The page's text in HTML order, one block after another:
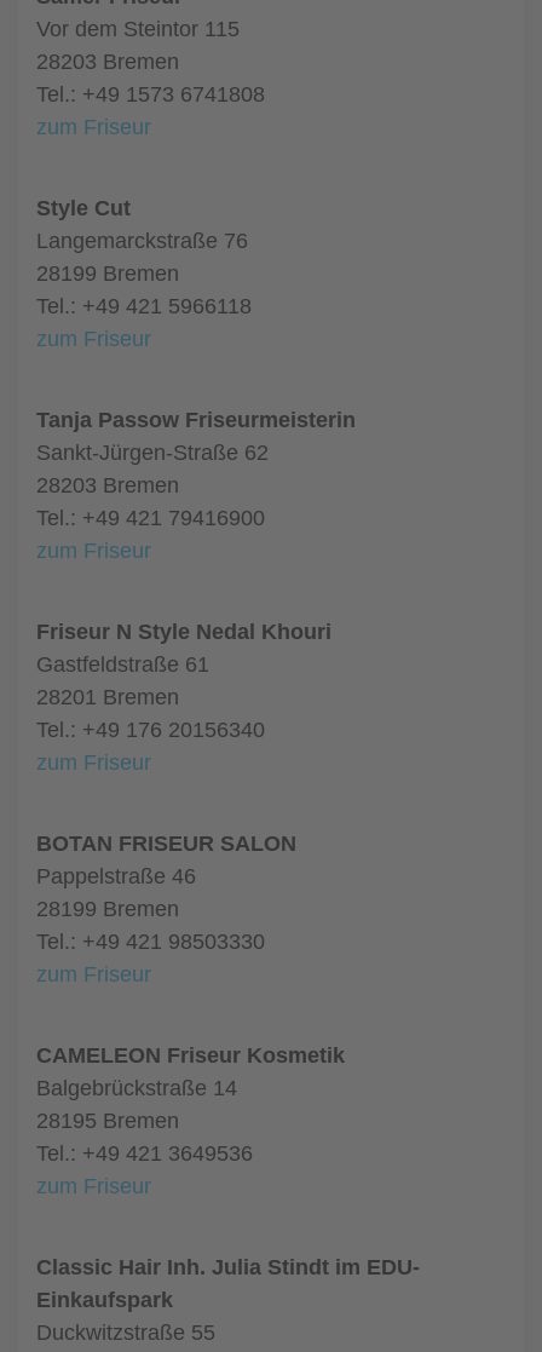
Vor dem Steintor 115
28203 Bremen
Tel.: +49 1573 6741808
zum Friseur
Style Cut
Langemarckstraße 76
28199 Bremen
Tel.: +49 421 5966118
zum Friseur
Tanja Passow Friseurmeisterin
Sankt-Jürgen-Straße 62
28203 Bremen
Tel.: +49 421 79416900
zum Friseur
Friseur N Style Nedal Khouri
Gastfeldstraße 61
28201 Bremen
Tel.: +49 176 20156340
zum Friseur
BOTAN FRISEUR SALON
Pappelstraße 46
28199 Bremen
Tel.: +49 421 98503330
zum Friseur
CAMELEON Friseur Kosmetik
Balgebrückstraße 14
28195 Bremen
Tel.: +49 421 3649536
zum Friseur
Classic Hair Inh. Julia Stindt im EDU-
Einkaufspark
Duckwitzstraße 55